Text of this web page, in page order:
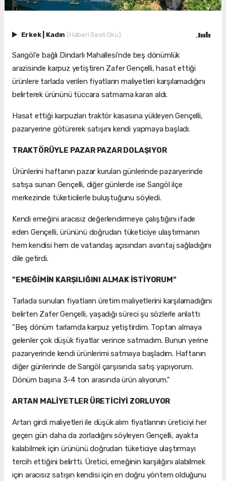
Erkek Kadın (Haberi Sesli Oku)
Sarıgöl'e bağlı Dindarlı Mahallesi'nde beş dönümlük
arazisinde karpuz yetiştiren Zafer Gençelli, hasat ettiği
ürünlere tarlada verilen fiyatların maliyetleri karşılamadığını
belirterek ürününü tüccara satmama kararı aldı.
Hasat ettiği karpuzları traktör kasasına yükleyen Gençelli,
pazaryerine götürerek satışını kendi yapmaya başladı.
TRAKTÖRÜYLE PAZAR PAZAR DOLAŞIYOR
Ürünlerini haftanın pazar kurulan günlerinde pazaryerinde
satışa sunan Gençelli, diğer günlerde ise Sarıgöl ilçe
merkezinde tüketicilerle buluştuğunu söyledi.
Kendi emeğini aracısız değerlendirmeye çalıştığını ifade
eden Gençelli, ürününü doğrudan tüketiciye ulaştırmanın
hem kendisi hem de vatandaş açısından avantaj sağladığını
dile getirdi.
"EMEĞİMİN KARŞILIĞINI ALMAK İSTİYORUM"
Tarlada sunulan fiyatların üretim maliyetlerini karşılamadığını
belirten Zafer Gençelli, yaşadığı süreci şu sözlerle anlattı:
"Beş dönüm tarlamda karpuz yetiştirdim. Toptan almaya
gelenler çok düşük fiyatlar verince satmadım. Bunun yerine
pazaryerinde kendi ürünlerimi satmaya başladım. Haftanın
diğer günlerinde de Sarıgöl çarşısında satış yapıyorum.
Dönüm başına 3-4 ton arasında ürün alıyorum."
ARTAN MALİYETLER ÜRETİCİYİ ZORLUYOR
Artan girdi maliyetleri ile düşük alım fiyatlarının üreticiyi her
geçen gün daha da zorladığını söyleyen Gençelli, ayakta
kalabilmek için ürününü doğrudan tüketiciye ulaştırmayı
tercih ettiğini belirtti. Üretici, emeğinin karşılığını alabilmek
için aracısız satışın kendisi için en doğru yöntem olduğunu